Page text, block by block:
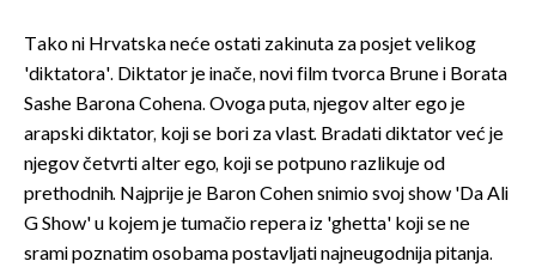
Tako ni Hrvatska neće ostati zakinuta za posjet velikog
'diktatora'. Diktator je inače, novi film tvorca Brune i Borata
Sashe Barona Cohena. Ovoga puta, njegov alter ego je
arapski diktator, koji se bori za vlast. Bradati diktator već je
njegov četvrti alter ego, koji se potpuno razlikuje od
prethodnih. Najprije je Baron Cohen snimio svoj show 'Da Ali
G Show' u kojem je tumačio repera iz 'ghetta' koji se ne
srami poznatim osobama postavljati najneugodnija pitanja.